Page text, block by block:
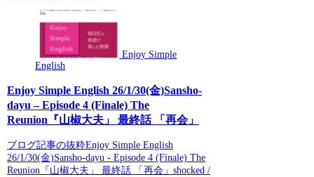
Enjoy Simple
English
Enjoy Simple English 26/1/30(金)Sansho-
dayu – Episode 4 (Finale) The
Reunion『山椒大夫」 最終話 「再会」
ブログ記事の抜粋Enjoy Simple English
26/1/30(金)Sansho-dayu - Episode 4 (Finale) The
Reunion『山椒大夫」 最終話 「再会」shocked /